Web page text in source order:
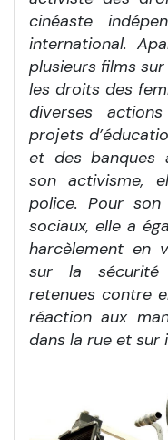
cinéaste
international.
plusieurs films
les droits des
diverses
projets
et des banques
son activisme,
police. Pour
sociaux, elle a
harcèlement en
sur la sécurité
retenues contre
réaction aux
dans la rue et sur